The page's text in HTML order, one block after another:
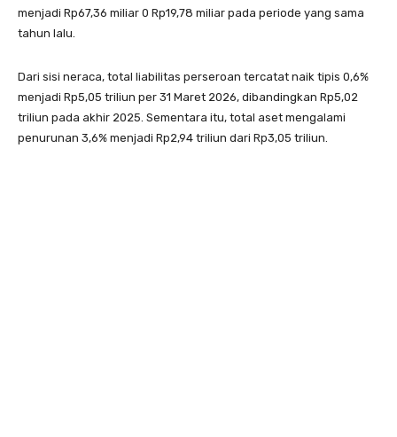
menjadi Rp67,36 miliar 0 Rp19,78 miliar pada periode yang sama
tahun lalu.
Dari sisi neraca, total liabilitas perseroan tercatat naik tipis 0,6%
menjadi Rp5,05 triliun per 31 Maret 2026, dibandingkan Rp5,02
triliun pada akhir 2025. Sementara itu, total aset mengalami
penurunan 3,6% menjadi Rp2,94 triliun dari Rp3,05 triliun.